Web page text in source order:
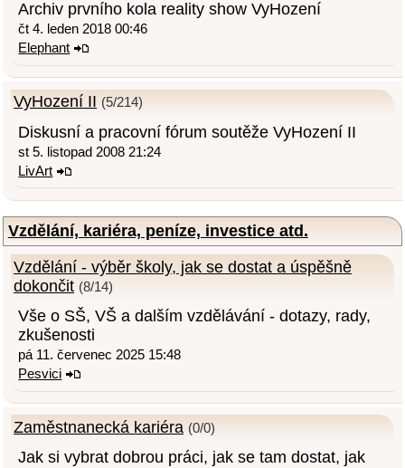
Archiv prvního kola reality show VyHození
čt 4. leden 2018 00:46
Elephant
VyHození II (5/214)
Diskusní a pracovní fórum soutěže VyHození II
st 5. listopad 2008 21:24
LivArt
Vzdělání, kariéra, peníze, investice atd.
Vzdělání - výběr školy, jak se dostat a úspěšně
dokončit (8/14)
Vše o SŠ, VŠ a dalším vzdělávání - dotazy, rady,
zkušenosti
pá 11. červenec 2025 15:48
Pesvici
Zaměstnanecká kariéra (0/0)
Jak si vybrat dobrou práci, jak se tam dostat, jak